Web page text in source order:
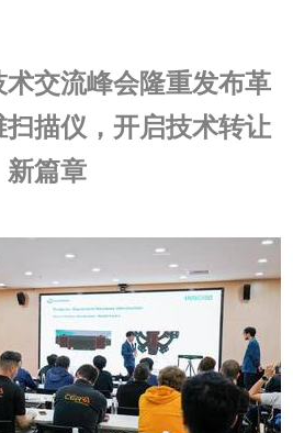
交流峰会隆重发布革
描仪，开启技术转让
新篇章